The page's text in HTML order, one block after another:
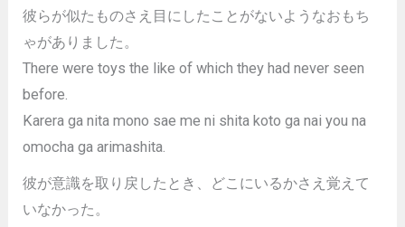
彼らが似たものさえ目にしたことがないようなおもち
ゃがありました。
There were toys the like of which they had never seen
before.
Karera ga nita mono sae me ni shita koto ga nai you na
omocha ga arimashita.
彼が意識を取り戻したとき、どこにいるかさえ覚えて
いなかった。